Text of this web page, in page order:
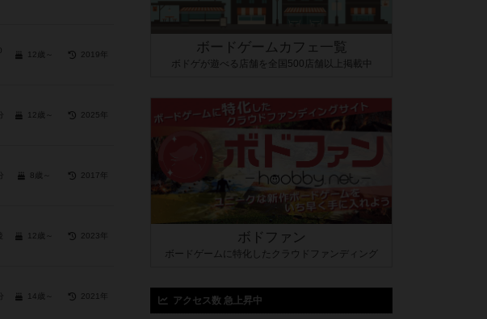
12歳～ 2019年
12歳～ 2025年
8歳～ 2017年
12歳～ 2023年
14歳～ 2021年
ボードゲームカフェ一覧
ボドゲが遊べる店舗を全国500店舗以上掲載中
ボドファン
ボードゲームに特化したクラウドファンディング
アクセス数 急上昇中